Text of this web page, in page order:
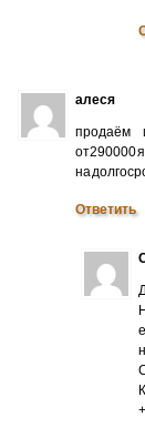
алеся
продаём
от290000
на
Ответить